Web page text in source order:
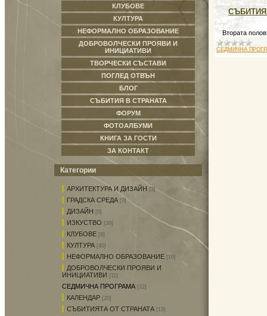
КЛУБОВЕ
КУЛТУРА
НЕФОРМАЛНО ОБРАЗОВАНИЕ
ДОБРОВОЛЧЕСКИ ПРОЯВИ И
ИНИЦИАТИВИ
ТВОРЧЕСКИ СЪСТАВИ
ПОГЛЕД ОТВЪН
БЛОГ
СЪБИТИЯ В СТРАНАТА
ФОРУМ
ФОТОАЛБУМИ
КНИГА ЗА ГОСТИ
ЗА КОНТАКТ
Категории
АРХИТЕКТУРА И ДИЗАЙН [3]
ГРАДСКА СРЕДА [3]
ДИЗАЙН [0]
ИЗКУСТВО [30]
КЛУБОВЕ [8]
КУЛТУРА [40]
НЕФОРМАЛНО ОБРАЗОВАНИЕ [10]
ДОБРОВОЛЧЕСКИ ПРОЯВИ И
ИНИЦИАТИВИ
[11]
СЕДМИЧНА ПРОГРАМА [32]
КАЛЕНДАР [20]
СЪБИТИЯТА ОТ СТРАНАТА [13]
Втората
СЕДМИЧНА